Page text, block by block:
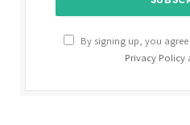
By signing up, you
Privacy Policy